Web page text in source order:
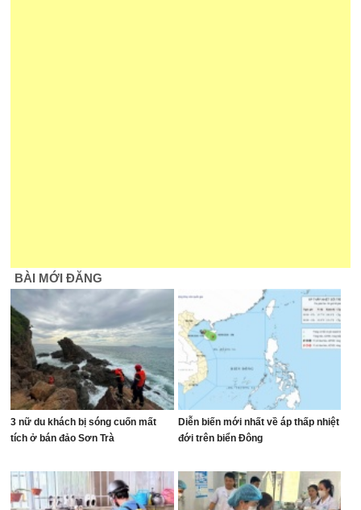
BÀI MỚI ĐĂNG
3 nữ du khách bị sóng cuốn mất
tích ở bán đảo Sơn Trà
Diễn biến mới nhất về áp thấp nhiệt
đới trên biển Đông